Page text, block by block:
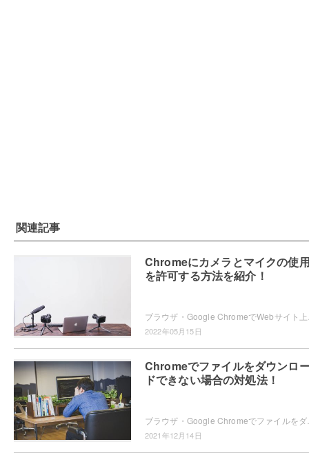
関連記事
Chromeにカメラとマイクの使
を許可する方法を紹介！
2022年05月15日
Chromeでファイルをダウンロ
ドできない場合の対処法！
2021年12月14日